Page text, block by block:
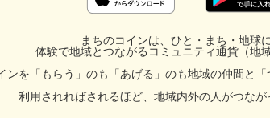
まちのコインは、ひと・まち・地球
体験で地域とつながるコミュニティ通貨（地
ンを「もらう」のも「あげる」のも地域の仲間と「
利用されればされるほど、地域内外の人がつなが